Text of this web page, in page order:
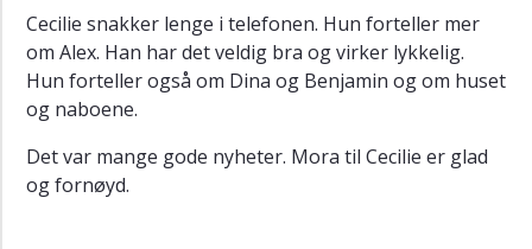
Cecilie snakker lenge i telefonen. Hun forteller mer
om Alex. Han har det veldig bra og virker lykkelig.
Hun forteller også om Dina og Benjamin og om huset
og naboene.
Det var mange gode nyheter. Mora til Cecilie er glad
og fornøyd.